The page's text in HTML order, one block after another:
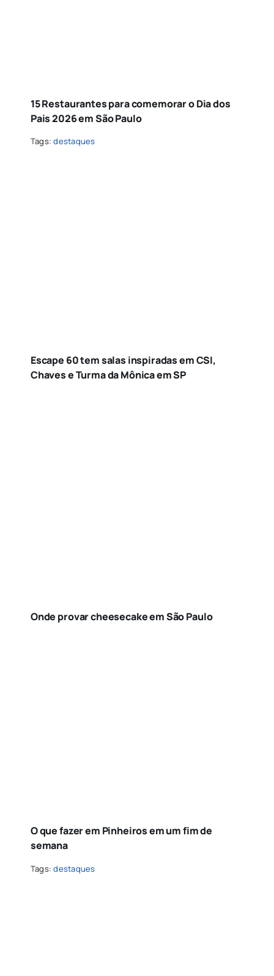
15 Restaurantes para comemorar o Dia dos
Pais 2026 em São Paulo
Tags:destaques
Escape 60 tem salas inspiradas em CSI,
Chaves e Turma da Mônica em SP
Onde provar cheesecake em São Paulo
O que fazer em Pinheiros em um fim de
semana
Tags:destaques